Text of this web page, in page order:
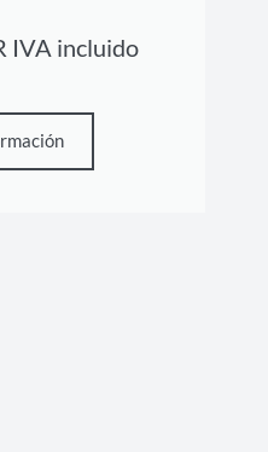
IVA incluido